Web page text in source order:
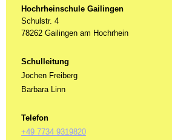
Hochrheinschule Gailingen
Schulstr. 4
78262 Gailingen am Hochrhein
Schulleitung
Jochen Freiberg
Barbara Linn
Telefon
+49 7734 9319820